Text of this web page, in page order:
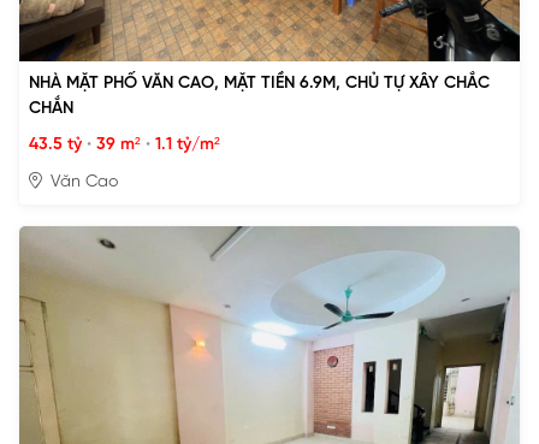
NHÀ MẶT PHỐ VĂN CAO, MẶT TIỀN 6.9M, CHỦ TỰ XÂY CHẮC
CHẮN
43.5 tỷ • 39 m² • 1.1 tỷ/m²
Văn Cao